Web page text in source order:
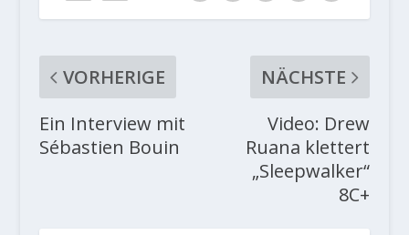
VORHERIGE
Ein Interview mit
Sébastien Bouin
NÄCHSTE
Video: Drew
Ruana klettert
„Sleepwalker“
8C+